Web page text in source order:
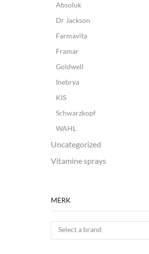
Absoluk
Dr Jackson
Farmavita
Framar
Goldwell
Inebrya
KIS
Schwarzkopf
WAHL
Uncategorized
Vitamine sprays
MERK
Select a brand